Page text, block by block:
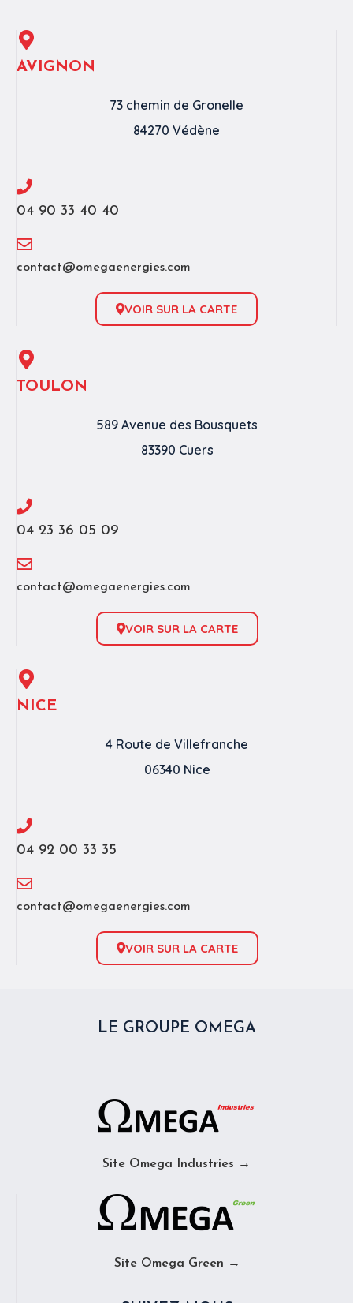
AVIGNON
73 chemin de Gronelle
84270 Védène
04 90 33 40 40
contact@omegaenergies.com
VOIR SUR LA CARTE
TOULON
589 Avenue des Bousquets
83390 Cuers
04 23 36 05 09
contact@omegaenergies.com
VOIR SUR LA CARTE
NICE
4 Route de Villefranche
06340 Nice
04 92 00 33 35
contact@omegaenergies.com
VOIR SUR LA CARTE
LE GROUPE OMEGA
Site Omega Industries →
Site Omega Green →